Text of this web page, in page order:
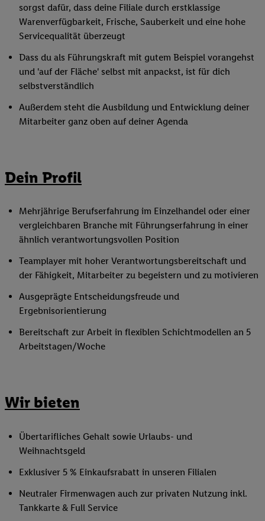
sorgst dafür, dass deine Filiale durch erstklassige
Warenverfügbarkeit, Frische, Sauberkeit und eine hohe
Servicequalität überzeugt
Dass du als Führungskraft mit gutem Beispiel vorangehst
und 'auf der Fläche' selbst mit anpackst, ist für dich
selbstverständlich
Außerdem steht die Ausbildung und Entwicklung deiner
Mitarbeiter ganz oben auf deiner Agenda
Dein Profil
Mehrjährige Berufserfahrung im Einzelhandel oder einer
vergleichbaren Branche mit Führungserfahrung in einer
ähnlich verantwortungsvollen Position
Teamplayer mit hoher Verantwortungsbereitschaft und
der Fähigkeit, Mitarbeiter zu begeistern und zu motivieren
Ausgeprägte Entscheidungsfreude und
Ergebnisorientierung
Bereitschaft zur Arbeit in flexiblen Schichtmodellen an 5
Arbeitstagen/Woche
Wir bieten
Übertarifliches Gehalt sowie Urlaubs- und
Weihnachtsgeld
Exklusiver 5 % Einkaufsrabatt in unseren Filialen
Neutraler Firmenwagen auch zur privaten Nutzung inkl.
Tankkarte & Full Service